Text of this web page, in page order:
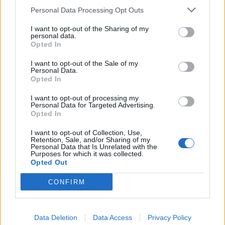
Personal Data Processing Opt Outs
I want to opt-out of the Sharing of my
personal data.
Opted In
I want to opt-out of the Sale of my
Personal Data.
Opted In
I want to opt-out of processing my
Personal Data for Targeted Advertising.
Opted In
I want to opt-out of Collection, Use,
Retention, Sale, and/or Sharing of my
Personal Data that Is Unrelated with the
Purposes for which it was collected.
Opted Out
CONFIRM
Data Deletion Data Access Privacy Policy
Foren-Grünschnabel
genauso erging es mir auch vorhin mehrere Male -
sowohl als ich ein Dungeon betreten wollte als auch beim
26 November 2014
gefällt dies.
Na Toll komm in kein Dungeon mehr rein wird heut
wahrscheinlich wieder nichts
26 November 2014
Foren-Grünschnabel